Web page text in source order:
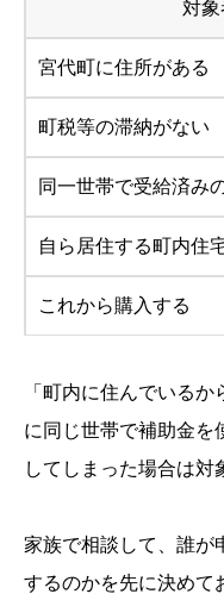
対
宮代町に住所がある
町税等の滞納がない
同一世帯で受給済み
自ら居住する町内住
これから購入する
「町内に住んでいる
に同じ世帯で補助金を
してしまった場合は対
家族で相談して、誰が
するのかを先に決めて